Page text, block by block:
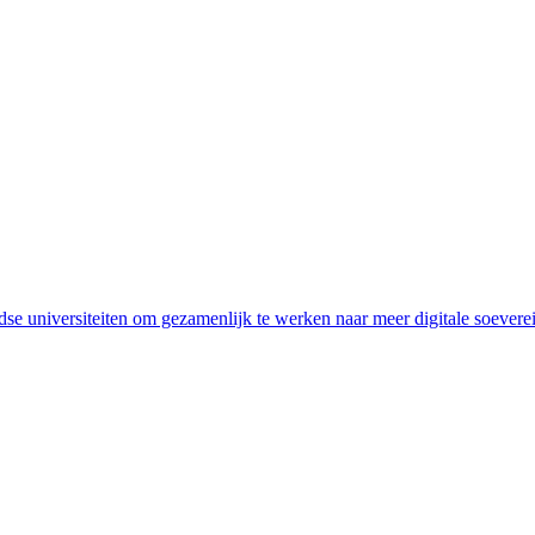
universiteiten om gezamenlijk te werken naar meer digitale